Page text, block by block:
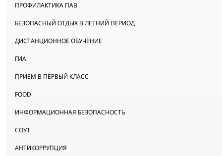
ПРОФИЛАКТИКА ПАВ
БЕЗОПАСНЫЙ ОТДЫХ В ЛЕТНИЙ ПЕРИОД
ДИСТАНЦИОННОЕ ОБУЧЕНИЕ
ГИА
ПРИЕМ В ПЕРВЫЙ КЛАСС
FOOD
ИНФОРМАЦИОННАЯ БЕЗОПАСНОСТЬ
СОУТ
АНТИКОРРУПЦИЯ